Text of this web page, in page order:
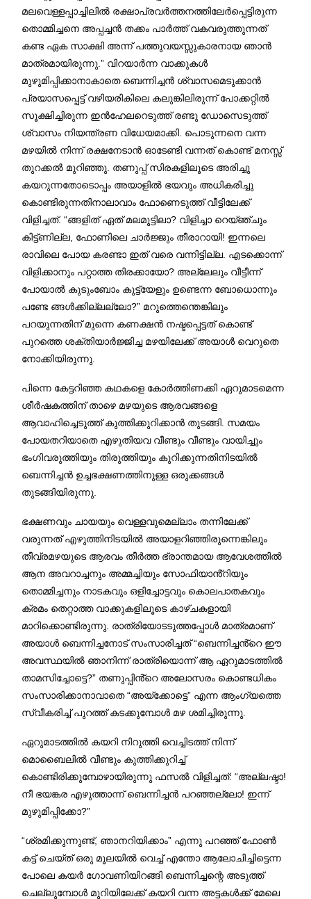
മലവെള്ളപ്പാച്ചിലിൽ രക്ഷാപ്രവർത്തനത്തിലേർപ്പെട്ടിരുന്ന
തൊമ്മിച്ചനെ അപ്പച്ചൻ തക്കം പാർത്ത് വകവരുത്തുന്നത്
കണ്ട ഏക സാക്ഷി അന്ന് പത്തുവയസ്സുകാരനായ ഞാൻ
മാത്രമായിരുന്നു.” വിറയാർന്ന വാക്കുകൾ
മുഴുമിപ്പിക്കാനാകാതെ ബെന്നിച്ചൻ ശ്വാസമെടുക്കാൻ
പ്രയാസപ്പെട്ട് വഴിയരികിലെ കലുങ്കിലിരുന്ന് പോക്കറ്റിൽ
സൂക്ഷിച്ചിരുന്ന ഇൻഹേലറെടുത്ത് രണ്ടു ഡോസെടുത്ത്
ശ്വാസം നിയന്ത്രണ വിധേയമാക്കി. പൊടുന്നനെ വന്ന
മഴയിൽ നിന്ന് രക്ഷനേടാൻ ഓടേണ്ടി വന്നത് കൊണ്ട് മനസ്സ്
തുറക്കൽ മുറിഞ്ഞു. തണുപ്പ് സിരകളിലൂടെ അരിച്ചു
കയറുന്നതോടൊപ്പം അയാളിൽ ഭയവും അധികരിച്ചു
കൊണ്ടിരുന്നതിനാലാവാം ഫോണെടുത്ത് വീട്ടിലേക്ക്
വിളിച്ചത്. “ങ്ങളിത് ഏത് മലമൂട്ടിലാ? വിളിച്ചാ റെയ്ഞ്ചും
കിട്ട്ണില്ല, ഫോണിലെ ചാർജ്ജും തീരാറായി! ഇന്നലെ
രാവിലെ പോയ കരണ്ടാ ഇത് വരെ വന്നിട്ടില്ല. എടക്കൊന്ന്
വിളിക്കാനും പറ്റാത്ത തിരക്കായോ? അല്ലേലും വീട്ടീന്ന്
പോയാൽ കുടുംബോം കുട്ട്യേളും ഉണ്ടെന്ന ബോധൊന്നും
പണ്ടേ ങ്ങൾക്കില്ലല്ലോ?” മറുത്തെന്തെങ്കിലും
പറയുന്നതിന് മുന്നെ കണക്ഷൻ നഷ്ടപ്പെട്ടത് കൊണ്ട്
പുറത്തെ ശക്തിയാർജ്ജിച്ച മഴയിലേക്ക് അയാൾ വെറുതെ
നോക്കിയിരുന്നു.
പിന്നെ കേട്ടറിഞ്ഞ കഥകളെ കോർത്തിണക്കി ഏറുമാടമെന്ന
ശീർഷകത്തിന് താഴെ മഴയുടെ ആരവങ്ങളെ
ആവാഹിച്ചെടുത്ത് കുത്തിക്കുറിക്കാൻ തുടങ്ങി. സമയം
പോയതറിയാതെ എഴുതിയവ വീണ്ടും വീണ്ടും വായിച്ചും
ഭംഗിവരുത്തിയും തിരുത്തിയും കുറിക്കുന്നതിനിടയിൽ
ബെന്നിച്ചൻ ഉച്ചഭക്ഷണത്തിനുള്ള ഒരുക്കങ്ങൾ
തുടങ്ങിയിരുന്നു.
ഭക്ഷണവും ചായയും വെള്ളവുമെല്ലാം തന്നിലേക്ക്
വരുന്നത് എഴുത്തിനിടയിൽ അയാളറിഞ്ഞിരുന്നെങ്കിലും
തീവ്രമഴയുടെ ആരവം തീർത്ത ഭ്രാന്തമായ ആവേശത്തിൽ
ആന അവറാച്ചനും അമ്മച്ചിയും സോഫിയാൻ്റിയും
തൊമ്മിച്ചനും നാടകവും ഒളിച്ചോട്ടവും കൊലപാതകവും
ക്രമം തെറ്റാത്ത വാക്കുകളിലൂടെ കാഴ്ചകളായി
മാറിക്കൊണ്ടിരുന്നു. രാത്രിയോടടുത്തപ്പോൾ മാത്രമാണ്
അയാൾ ബെന്നിച്ചനോട് സംസാരിച്ചത് “ബെന്നിച്ചൻ്റെ ഈ
അവസ്ഥയിൽ ഞാനിന്ന് രാത്രിയൊന്ന് ആ ഏറുമാടത്തിൽ
താമസിച്ചോട്ടെ?” തണുപ്പിൻ്റെ അലോസരം കൊണ്ടധികം
സംസാരിക്കാനാവാതെ “അയ്ക്കോട്ടെ” എന്ന ആംഗ്യത്തെ
സ്വീകരിച്ച് പുറത്ത് കടക്കുമ്പോൾ മഴ ശമിച്ചിരുന്നു.
ഏറുമാടത്തിൽ കയറി നിറുത്തി വെച്ചിടത്ത് നിന്ന്
മൊബൈലിൽ വീണ്ടും കുത്തിക്കുറിച്ച്
കൊണ്ടിരിക്കുമ്പോഴായിരുന്നു ഫസൽ വിളിച്ചത്: “അല്ലഷ്ടാ!
നീ ഭയങ്കര എഴുത്താന്ന് ബെന്നിച്ചൻ പറഞ്ഞല്ലോ! ഇന്ന്
മുഴുമിപ്പിക്കോ?”
“ശ്രമിക്കുന്നുണ്ട്, ഞാനറിയിക്കാം” എന്നു പറഞ്ഞ് ഫോൺ
കട്ട് ചെയ്ത് ഒരു മൂലയിൽ വെച്ച് എന്തോ ആലോചിച്ചിട്ടെന്ന
പോലെ കയർ ഗോവണിയിറങ്ങി ബെന്നിച്ചന്റെ അടുത്ത്
ചെല്ലുമ്പോൾ മുറിയിലേക്ക് കയറി വന്ന അട്ടകൾക്ക് മേലെ